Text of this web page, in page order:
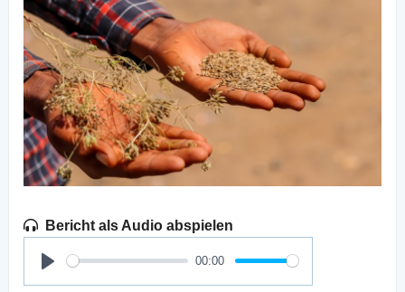
Bericht als Audio abspielen
Play
00:00